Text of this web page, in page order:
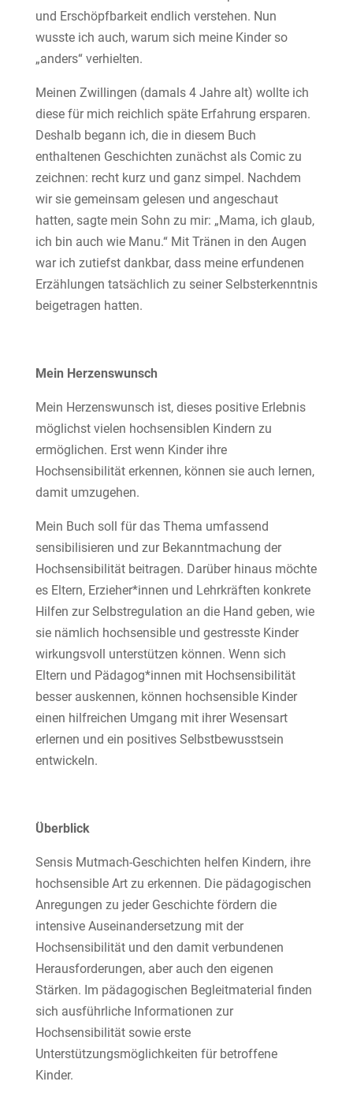
und Erschöpfbarkeit endlich verstehen. Nun
wusste ich auch, warum sich meine Kinder so
„anders“ verhielten.
Meinen Zwillingen (damals 4 Jahre alt) wollte ich
diese für mich reichlich späte Erfahrung ersparen.
Deshalb begann ich, die in diesem Buch
enthaltenen Geschichten zunächst als Comic zu
zeichnen: recht kurz und ganz simpel. Nachdem
wir sie gemeinsam gelesen und angeschaut
hatten, sagte mein Sohn zu mir: „Mama, ich glaub,
ich bin auch wie Manu.“ Mit Tränen in den Augen
war ich zutiefst dankbar, dass meine erfundenen
Erzählungen tatsächlich zu seiner Selbsterkenntnis
beigetragen hatten.
Mein Herzenswunsch
Mein Herzenswunsch ist, dieses positive Erlebnis
möglichst vielen hochsensiblen Kindern zu
ermöglichen. Erst wenn Kinder ihre
Hochsensibilität erkennen, können sie auch lernen,
damit umzugehen.
Mein Buch soll für das Thema umfassend
sensibilisieren und zur Bekanntmachung der
Hochsensibilität beitragen. Darüber hinaus möchte
es Eltern, Erzieher*innen und Lehrkräften konkrete
Hilfen zur Selbstregulation an die Hand geben, wie
sie nämlich hochsensible und gestresste Kinder
wirkungsvoll unterstützen können. Wenn sich
Eltern und Pädagog*innen mit Hochsensibilität
besser auskennen, können hochsensible Kinder
einen hilfreichen Umgang mit ihrer Wesensart
erlernen und ein positives Selbstbewusstsein
entwickeln.
Überblick
Sensis Mutmach-Geschichten helfen Kindern, ihre
hochsensible Art zu erkennen. Die pädagogischen
Anregungen zu jeder Geschichte fördern die
intensive Auseinandersetzung mit der
Hochsensibilität und den damit verbundenen
Herausforderungen, aber auch den eigenen
Stärken. Im pädagogischen Begleitmaterial finden
sich ausführliche Informationen zur
Hochsensibilität sowie erste
Unterstützungsmöglichkeiten für betroffene
Kinder.